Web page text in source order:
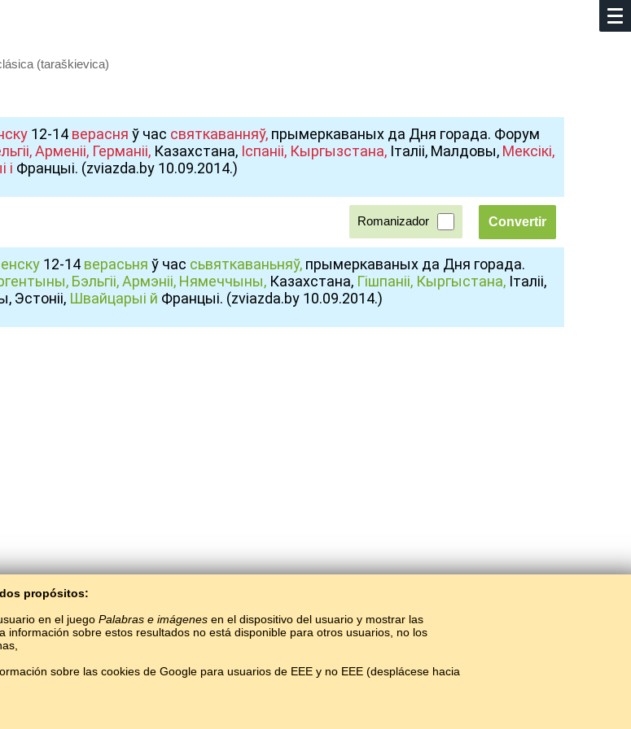
(taraškievica)
12-14 верасня ў час святкаванняў, прымеркаваных да Дня горада. Форум
Арменіі, Германіі, Казахстана, Іспаніі, Кыргызстана, Італіі, Малдовы, Мексікі,
і Францыі. (zvіazda.by 10.09.2014.)
Romanizador
12-14 верасьня ў час сьвяткаваньняў, прымеркаваных да Дня горада.
Бэльгіі,Армэніі, Нямеччыны, Казахстана, Гішпаніі, Кыргыстана, Італіі,
Эстоніі, Швайцарыі й Францыі. (zvіazda.by 10.09.2014.)
propósitos:
en el juego Palabras e imágenes en el dispositivo del usuario y mostrar las
información sobre estos resultados no está disponible para otros usuarios, no los
sobre las cookies de Google para usuarios de EEE y no EEE (desplácese hacia